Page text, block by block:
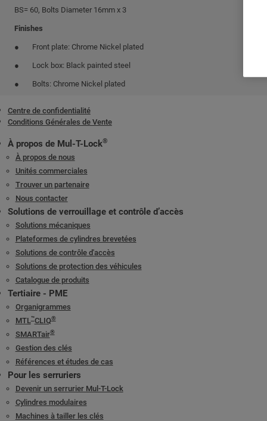
BS= 60, Bolts Diameter 16mm x 3
Finishes
Front plate: Chrome Nickel plated
Lock box: Black painted steel
Bolts: Chrome Nickel plated
Centre de confidentialité
Conditions Générales de Vente
À propos de Mul-T-Lock®
À propos de nous
Unités commerciales
Trouver un partenaire
Nous contacter
Solutions de verrouillage et contrôle d’accès
Solutions mécaniques
Plateformes de cylindres brevetées
Solutions de contrôle d'accès
Solutions de protection des véhicules
Catalogue de produits
Tertiaire - PME
Organigrammes
MTL™CLIQ®
SMARTair®
Gestion des clés
Références et études de cas
Pour les serruriers
Devenir un serrurier Mul-T-Lock
Cylindres modulaires
Machines à tailler les clés